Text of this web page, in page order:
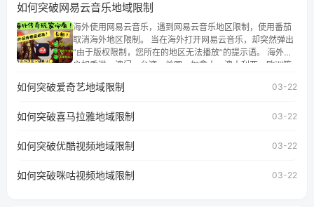
权限制问题，且仅能在中国大陆地区播放。 遇到这个问题的
朋友们，使用番茄回国加速器，即可解决「海外用户收听腾
讯视频地区版权限制」的问题，无论人在香港、澳门、台
湾、美国、加拿大、澳大利亚、欧洲等国家和地区工作、留
学、定居等，都可以使用，不再因地区和版权限制所困扰。
如何突破网易云音乐地域限制
海外使用网易云音乐，遇到网易云音乐地区限制，使用番茄
取消海外地区限制。 当在海外打开网易云音乐，却突然弹出
“由于版权限制，您所在的地区无法播放”的提示语。 海外用
户如香港、澳门、台湾、美国、加拿大、澳大利亚、欧洲等
地区及版权限制问题，且仅能在中国大陆地区播放。 遇到这
户收听网易云音乐地区版权限制」的问题，无论人在香港、
工作、留学、定居等，都可以使用，不再因地区和版权限制
所困扰。
如何突破爱奇艺地域限制 03-22
如何突破喜马拉雅地域限制 03-22
如何突破优酷视频地域限制 03-22
如何突破咪咕视频地域限制 03-22